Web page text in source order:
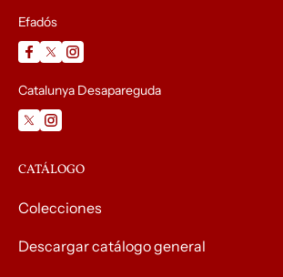
Efadós
Catalunya Desapareguda
CATÁLOGO
Colecciones
Descargar catálogo general